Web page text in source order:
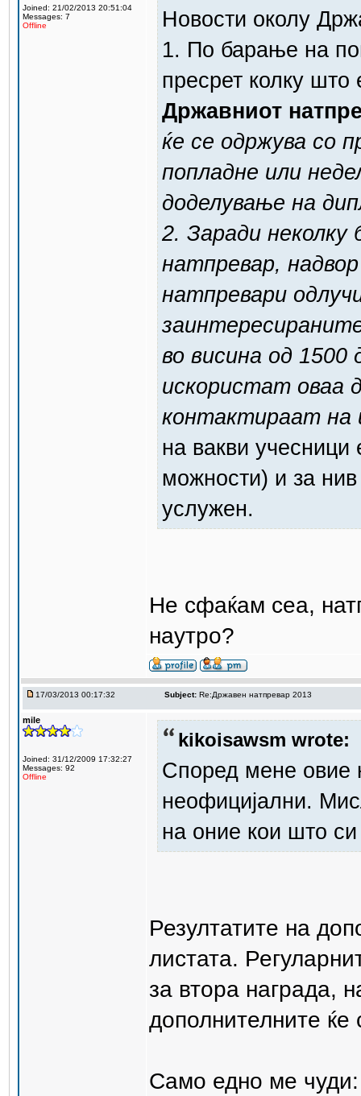
Joined: 21/02/2013 20:51:04
Messages: 7
Offline
Новости околу
1. По барање на
пресрет колку
Државниот
ќе се одржува со
попладне или
доделување на
2. Заради
натпревар,
натпревари
во висина од
искористат оваа
контактираат
на вакви учесници
можности) и за
услужен.
Не сфаќам сеа,
наутро?
17/03/2013 00:17:32 Subject: Re:Државен натпревар 2013
mile
Joined: 31/12/2009 17:32:27
Messages: 92
Offline
kikoisawsm wrote:
Според мене овие
неофицијални.
на оние кои што
Резултатите на
листата.
за втора награда,
дополнителните ќе
Само едно ме чуди: